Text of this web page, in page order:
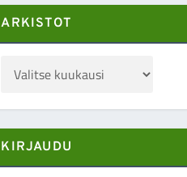
ARKISTOT
KIRJAUDU